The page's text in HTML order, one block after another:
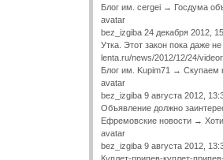
Блог им. cergei → Госдума
avatar
bez_izgiba 24 декабря 2012,
Утка. Этот закон пока даже
lenta.ru/news/2012/12/24/
Блог им. Kupim71 → Скупаем
avatar
bez_izgiba 9 августа 2012,
Объявление должно
Ефремовские новости →
avatar
bez_izgiba 9 августа 2012,